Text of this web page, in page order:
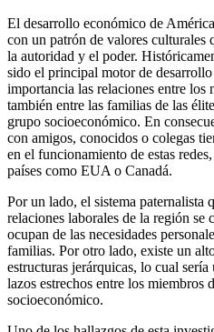
El desarrollo económico de
con un patrón de valores culturales
la autoridad y el poder.
sido el principal motor de
importancia las relaciones entre los
también entre las familias de las
grupo socioeconómico. En
con amigos, conocidos o colegas
en el funcionamiento de estas
países como EUA o Canadá.
Por un lado, el sistema paternalista
relaciones laborales de la región se
ocupan de las necesidades
familias. Por otro lado, existe un
estructuras jerárquicas, lo cual
lazos estrechos entre los miembros
socioeconómico.